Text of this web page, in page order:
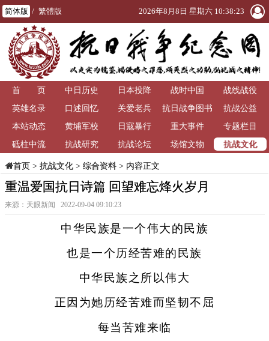
简体版 / 繁體版 2026年8月8日 星期六 10:38:26
首 页 中日历史 日本投降 战时中国
战线战役
英雄名录
口述回忆 关爱老兵
抗日战争图书
馆
抗战公益
本站动态
黄埔军校 日寇暴行 重大事件
专题栏目
砥柱中流
抗战研究 抗战论坛 场馆文物 抗战文化
首页> 抗战文化> 综合资料> 内容正文
重温爱国抗日诗篇 回望难忘烽火岁月
来源：天眼新闻 2022-09-04 09:10:23
中华民族是一个伟大的民族
也是一个历经苦难的民族
中华民族之所以伟大
正因为她历经苦难而坚韧不屈
每当苦难来临